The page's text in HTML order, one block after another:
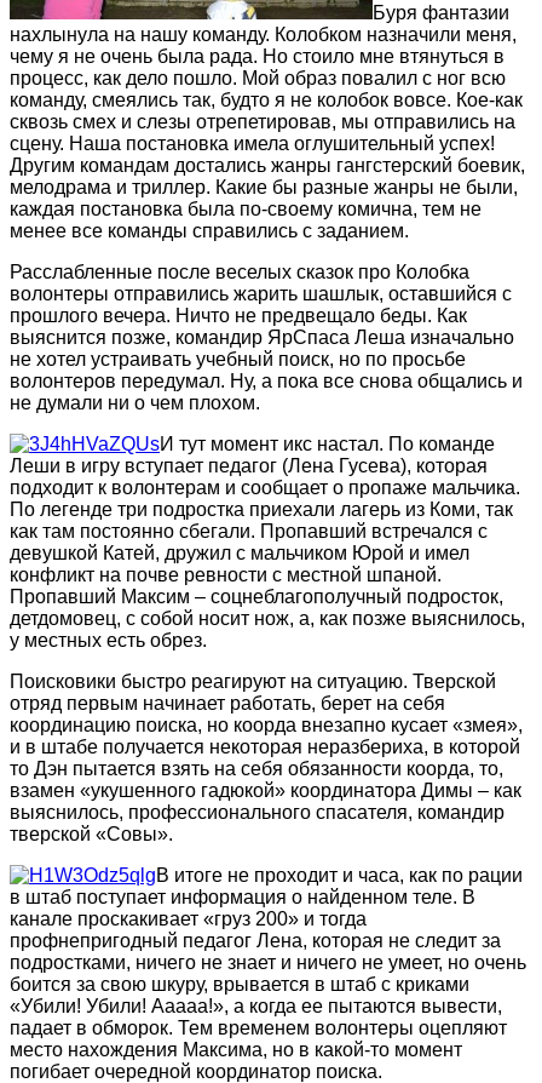
Буря фантазии
нахлынула на нашу команду. Колобком назначили меня,
чему я не очень была рада. Но стоило мне втянуться в
процесс, как дело пошло. Мой образ повалил с ног всю
команду, смеялись так, будто я не колобок вовсе. Кое-как
сквозь смех и слезы отрепетировав, мы отправились на
сцену. Наша постановка имела оглушительный успех!
Другим командам достались жанры гангстерский боевик,
мелодрама и триллер. Какие бы разные жанры не были,
каждая постановка была по-своему комична, тем не
менее все команды справились с заданием.
Расслабленные после веселых сказок про Колобка
волонтеры отправились жарить шашлык, оставшийся с
прошлого вечера. Ничто не предвещало беды. Как
выяснится позже, командир ЯрСпаса Леша изначально
не хотел устраивать учебный поиск, но по просьбе
волонтеров передумал. Ну, а пока все снова общались и
не думали ни о чем плохом.
И тут момент икс настал. По команде
Леши в игру вступает педагог (Лена Гусева), которая
подходит к волонтерам и сообщает о пропаже мальчика.
По легенде три подростка приехали лагерь из Коми, так
как там постоянно сбегали. Пропавший встречался с
девушкой Катей, дружил с мальчиком Юрой и имел
конфликт на почве ревности с местной шпаной.
Пропавший Максим – соцнеблагополучный подросток,
детдомовец, с собой носит нож, а, как позже выяснилось,
у местных есть обрез.
Поисковики быстро реагируют на ситуацию. Тверской
отряд первым начинает работать, берет на себя
координацию поиска, но коорда внезапно кусает «змея»,
и в штабе получается некоторая неразбериха, в которой
то Дэн пытается взять на себя обязанности коорда, то,
взамен «укушенного гадюкой» координатора Димы – как
выяснилось, профессионального спасателя, командир
тверской «Совы».
В итоге не проходит и часа, как по рации
в штаб поступает информация о найденном теле. В
канале проскакивает «груз 200» и тогда
профнепригодный педагог Лена, которая не следит за
подростками, ничего не знает и ничего не умеет, но очень
боится за свою шкуру, врывается в штаб с криками
«Убили! Убили! Ааааа!», а когда ее пытаются вывести,
падает в обморок. Тем временем волонтеры оцепляют
место нахождения Максима, но в какой-то момент
погибает очередной координатор поиска.